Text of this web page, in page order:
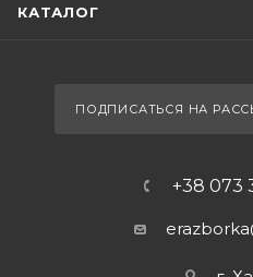
КАТАЛОГ
ПОДПИСАТЬСЯ НА
+38 073